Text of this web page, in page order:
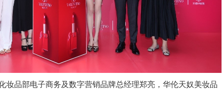
妆品部电子商务及数字营销品牌总经理郑亮，华伦天奴美妆品